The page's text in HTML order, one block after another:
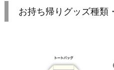
お持ち帰りグッズ種類